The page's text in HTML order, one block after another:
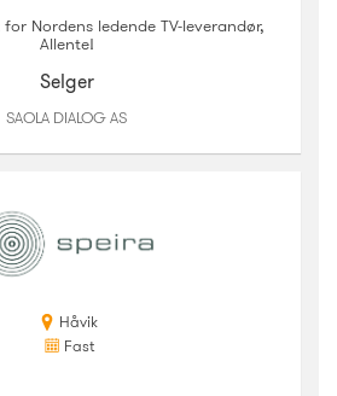
Nordens ledende TV-leverandør,
Allente!
Selger
SAOLA DIALOG AS
Håvik
Fast